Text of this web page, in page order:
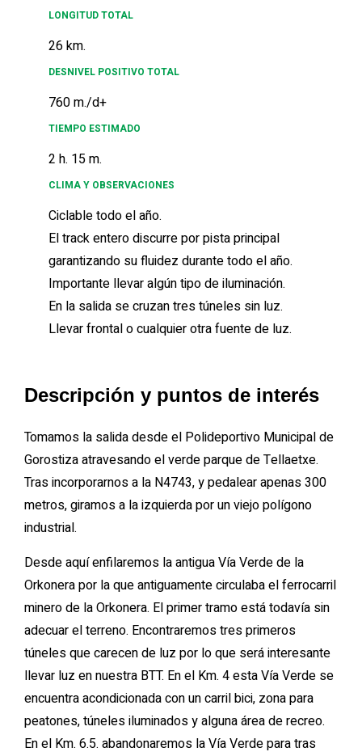
LONGITUD TOTAL
26 km.
DESNIVEL POSITIVO TOTAL
760 m./d+
TIEMPO ESTIMADO
2 h. 15 m.
CLIMA Y OBSERVACIONES
Ciclable todo el año.
El track entero discurre por pista principal
garantizando su fluidez durante todo el año.
Importante llevar algún tipo de iluminación.
En la salida se cruzan tres túneles sin luz.
Llevar frontal o cualquier otra fuente de luz.
Descripción y puntos de interés
Tomamos la salida desde el Polideportivo Municipal de
Gorostiza atravesando el verde parque de Tellaetxe.
Tras incorporarnos a la N4743, y pedalear apenas 300
metros, giramos a la izquierda por un viejo polígono
industrial.
Desde aquí enfilaremos la antigua Vía Verde de la
Orkonera por la que antiguamente circulaba el ferrocarril
minero de la Orkonera. El primer tramo está todavía sin
adecuar el terreno. Encontraremos tres primeros
túneles que carecen de luz por lo que será interesante
llevar luz en nuestra BTT. En el Km. 4 esta Vía Verde se
encuentra acondicionada con un carril bici, zona para
peatones, túneles iluminados y alguna área de recreo.
En el Km. 6.5. abandonaremos la Vía Verde para tras